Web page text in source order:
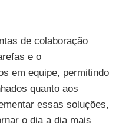
de colaboração
e o
em equipe, permitindo
quanto aos
essas soluções,
o dia a dia mais